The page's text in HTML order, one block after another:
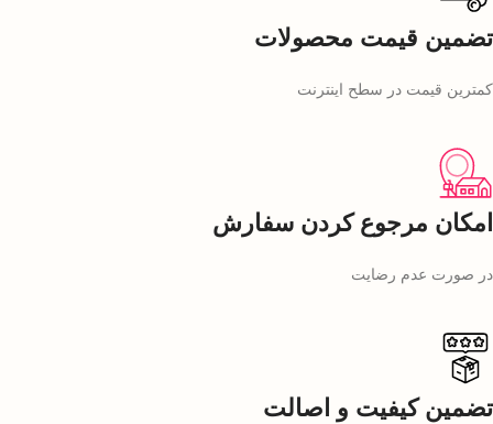
تضمین قیمت محصولات
کمترین قیمت در سطح اینترنت
امکان مرجوع کردن سفارش
در صورت عدم رضایت
تضمین کیفیت و اصالت